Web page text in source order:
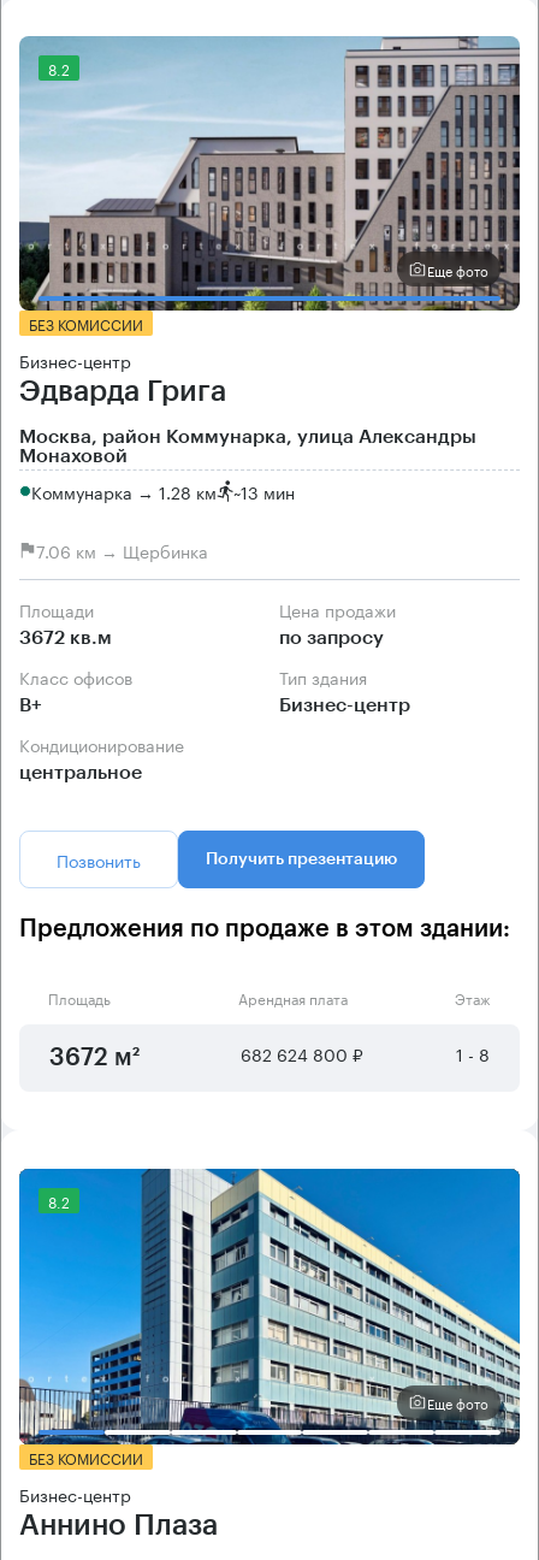
8.2
Еще фото
БЕЗ КОМИССИИ
Бизнес-центр
Эдварда Грига
Москва, район Коммунарка, улица Александры
Монаховой
Коммунарка → 1.28 км ~13 мин
7.06 км → Щербинка
Площади
3672 кв.м
Цена продажи
по запросу
Класс офисов
B+
Тип здания
Бизнес-центр
Кондиционирование
центральное
Позвонить Получить презентацию
Предложения по продаже в этом здании:
Площадь Арендная плата Этаж
3672 м² 682 624 800 ₽ 1 - 8
8.2
Еще фото
БЕЗ КОМИССИИ
Бизнес-центр
Аннино Плаза